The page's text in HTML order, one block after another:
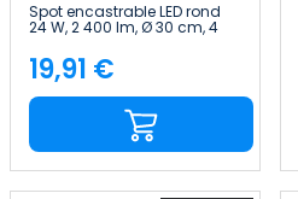
Spot encastrable LED rond
24 W, 2 400 lm, Ø 30 cm, 4
SECOM
Price
19,91 €